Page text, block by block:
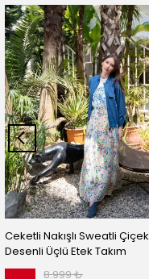
Ceketli Nakışlı Sweatli Çiçek
Desenli Üçlü Etek Takım
8.999 ₺